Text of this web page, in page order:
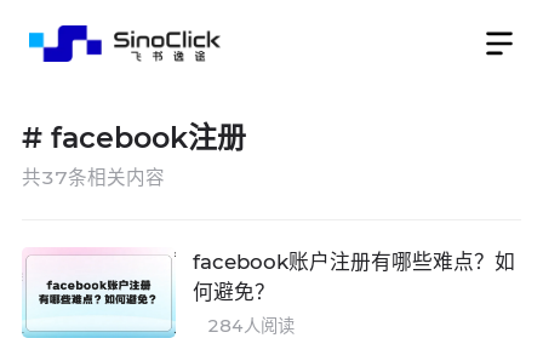
# facebook注册
共37条相关内容
facebook账户注册有哪些难点？如
何避免？
284人阅读